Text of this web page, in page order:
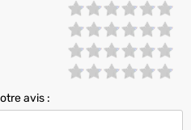
avis :